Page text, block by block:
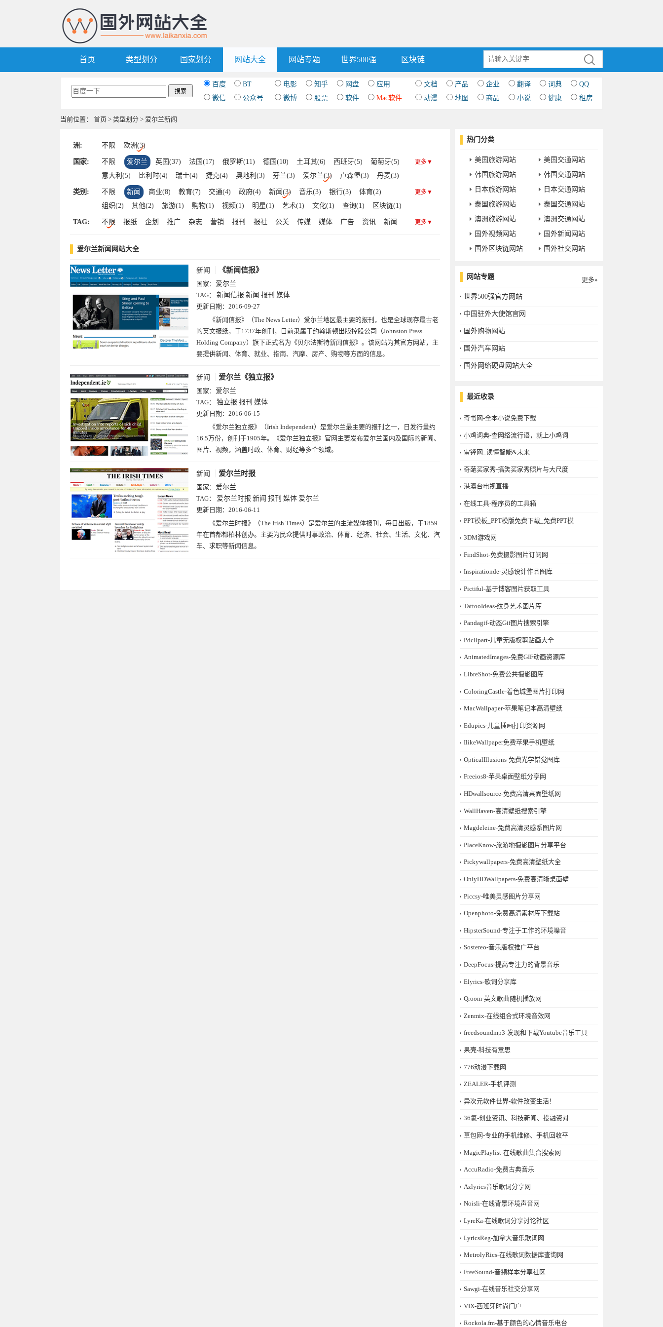
首页 类型划分 国家划分 网站大全 网站专题 世界500强 区块链
百度 BT 电影 知乎 网盘 应用 文档 产品 企业 翻译 词典
QQ
微信
公众号 微博 股票 软件 Mac软件 动漫 地图 商品 小说 健康 租房
当前位置： 首页 > 类型划分 > 爱尔兰新闻
洲: 不限 欧洲(3)
国家: 不限 爱尔兰 英国(37) 法国(17) 俄罗斯(11) 德国(10) 土耳其(6) 西班牙(5)
葡萄牙(5)
意大利(5)
比利时(4) 瑞士(4) 捷克(4) 奥地利(3) 芬兰(3) 爱尔兰(3) 卢森堡(3)
丹麦(3)
乌克兰(2)
马耳他(2) 波黑(2) 白俄罗斯(2) 挪威(2) 希腊(2) 荷兰(2)
波兰(2)
圣马力诺(1)
立陶宛(1) 列支敦士登(1) 塞尔维亚(1) 拉脱维亚(1) 罗马尼亚(1)
摩尔多瓦(1)
马其顿(1)
匈牙利(1) 保加利亚(1) 瑞典(1) 安道尔(1) 冰岛(1) 梵蒂冈(1)
克罗地亚(1)
斯洛文尼亚(1)
更多▼
类别: 不限 新闻 商业(8) 教育(7) 交通(4) 政府(4) 新闻(3) 音乐(3) 银行(3)
体育(2)
组织(2)
其他(2) 旅游(1) 购物(1) 视频(1) 明星(1) 艺术(1) 文化(1) 查询(1) 区块链(1)
更多▼
TAG: 不限 报纸 企划 推广 杂志 营销 报刊 报社 公关 传媒 媒体 广告 资讯
新闻
更多▼
爱尔兰新闻网站大全
新闻 《新闻信报》
国家： 爱尔兰
TAG： 新闻信报 新闻 报刊 媒体
更新日期： 2016-09-27
《新闻信报》（The News Letter）爱尔兰地区最主要的报刊，也是全球现存最古老
的英文报纸，于1737年创刊，目前隶属于约翰斯顿出版控股公司（Johnston Press
Holding Company）旗下正式名为《贝尔法斯特新闻信报》。该网站为其官方网站，主
要提供新闻、体育、就业、指南、汽摩、房产、购物等方面的信息。
新闻 爱尔兰《独立报》
国家： 爱尔兰
TAG： 独立报 报刊 媒体
更新日期： 2016-06-15
《爱尔兰独立报》（Irish Independent）是爱尔兰最主要的报刊之一，日发行量约
16.5万份，创刊于1905年。《爱尔兰独立报》官网主要发布爱尔兰国内及国际的新闻、
图片、视频，涵盖时政、体育、财经等多个领域。
新闻 爱尔兰时报
国家： 爱尔兰
TAG： 爱尔兰时报 新闻 报刊 媒体 爱尔兰
更新日期： 2016-06-11
《爱尔兰时报》（The Irish Times）是爱尔兰的主流媒体报刊，每日出版，于1859
年在首都都柏林创办。主要为民众提供时事政治、体育、经济、社会、生活、文化、汽
车、求职等新闻信息。
热门分类
美国旅游网站
美国交通网站
韩国旅游网站
韩国交通网站
日本旅游网站
日本交通网站
泰国旅游网站
泰国交通网站
澳洲旅游网站
澳洲交通网站
国外视频网站
国外新闻网站
国外区块链网站
国外社交网站
网站专题 更多»
世界500强官方网站
中国驻外大使馆官网
国外购物网站
国外汽车网站
国外网络硬盘网站大全
最近收录
奇书网-全本小说免费下载
小鸡词典-查网络流行语，就上小鸡词
雷锋网_读懂智能&未来
奇葩买家秀-搞笑买家秀照片与大尺度
港澳台电视直播
在线工具-程序员的工具箱
PPT模板_PPT模版免费下载_免费PPT模
3DM游戏网
FindShot-免费摄影图片订阅网
Inspirationde-灵感设计作品图库
Pictiful-基于博客图片获取工具
TattooIdeas-纹身艺术图片库
Pandagif-动态Gif图片搜索引擎
Pdclipart-儿童无版权剪贴画大全
AnimatedImages-免费GIF动画资源库
LibreShot-免费公共摄影图库
ColoringCastle-着色城堡图片打印网
MacWallpaper-苹果笔记本高清壁纸
Edupics-儿童插画打印资源网
IlikeWallpaper免费苹果手机壁纸
OpticalIllusions-免费光学错觉图库
Freeios8-苹果桌面壁纸分享网
HDwallsource-免费高清桌面壁纸网
WallHaven-高清壁纸搜索引擎
Magdeleine-免费高清灵感系图片网
PlaceKnow-旅游地摄影图片分享平台
Pickywallpapers-免费高清壁纸大全
OnlyHDWallpapers-免费高清晰桌面壁
Piccsy-唯美灵感图片分享网
Openphoto-免费高清素材库下载站
HipsterSound-专注于工作的环境噪音
Sostereo-音乐版权推广平台
DeepFocus-提高专注力的背景音乐
Elyrics-歌词分享库
Qroom-英文歌曲随机播放网
Zenmix-在线组合式环境音效网
freedsoundmp3-发现和下载Youtube音乐工具
果壳-科技有意思
776动漫下载网
ZEALER-手机评测
异次元软件世界-软件改变生活！
36氪-创业资讯、科技新闻、投融资对
草包网-专业的手机维修、手机回收平
MagicPlaylist-在线歌曲集合搜索网
AccuRadio-免费古典音乐
Azlyrics音乐歌词分享网
Noisli-在线背景环境声音网
LyreKa-在线歌词分享讨论社区
LyricsReg-加拿大音乐歌词网
MetrolyRics-在线歌词数据库查询网
FreeSound-音频样本分享社区
Sawgi-在线音乐社交分享网
​VIX-西班牙时尚门户
Rockola.fm-基于颜色的心情音乐电台